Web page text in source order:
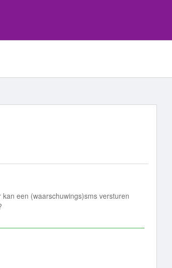
een (waarschuwings)sms versturen